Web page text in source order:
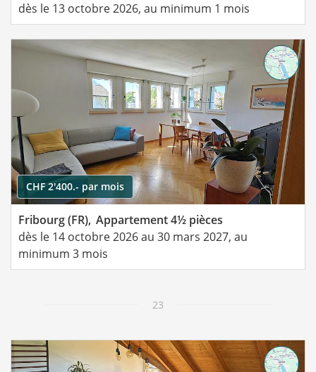
dès le 13 octobre 2026, au minimum 1 mois
CHF 2'400.- par mois
Fribourg (FR), Appartement 4½ pièces
dès le 14 octobre 2026 au 30 mars 2027, au
minimum 3 mois
23